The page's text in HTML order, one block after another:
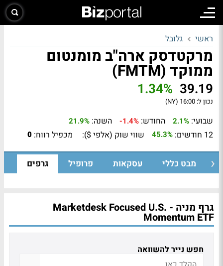
ראשי גלובל
מרקטדסק ארה"ב מומנטום
ממוקד (FMTM)
39.19
1.34%
נכון ל: 16:00 (NY)
שבועי: 2.1% החודש: -1.4% השנה: 21.9%
12 חודשים: 45.3% שווי שוק (אלפי $): מכפיל רווח: 0
מבט כללי עסקאות פרופיל גרפים
גרף מניה - Marketdesk Focused U.S.
Momentum ETF
חפש נייר להשוואה